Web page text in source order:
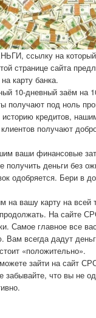
ссылку на
странице сайта
карту банка.
10-дневный заём на
под ноль
кредитов,
получают
ваши финансовые
деньги без
одобряется. Бери в
вашу карту на всей
На сайте
Самое главное все
всегда дадут
«положительно».
зайти на сайт
что вы не